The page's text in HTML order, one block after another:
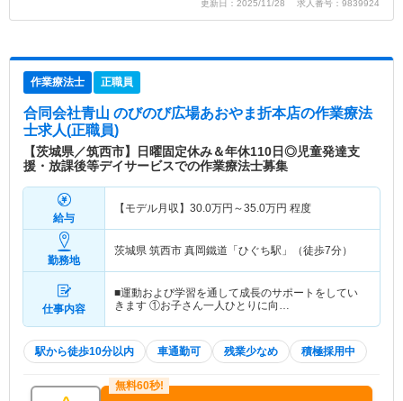
更新日：2025/11/28 求人番号：9839924
作業療法士 正職員
合同会社青山 のびのび広場あおやま折本店の作業療法
士求人(正職員)
【茨城県／筑西市】日曜固定休み＆年休110日◎児童発達支
援・放課後等デイサービスでの作業療法士募集
給与
【モデル月収】 30.0万円～35.0万円 程度
勤務地
茨城県 筑西市 真岡鐵道「ひぐち駅」（徒歩7分）
仕事内容
■運動および学習を通して成長のサポートをしてい
きます ①お子さん一人ひとりに向…
駅から徒歩10分以内 車通勤可 残業少なめ 積極採用中